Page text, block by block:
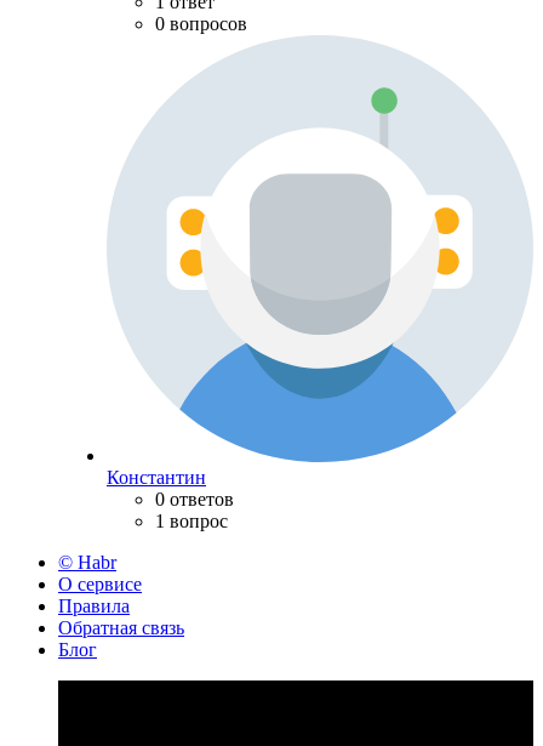
0 вопросов
Константин
0 ответов
1 вопрос
© Habr
О сервисе
Правила
Обратная связь
Блог